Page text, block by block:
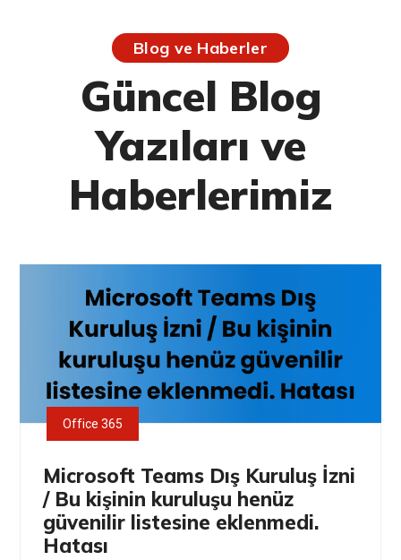
Blog ve Haberler
Güncel Blog
Yazıları ve
Haberlerimiz
Office 365
Microsoft Teams Dış Kuruluş İzni
/ Bu kişinin kuruluşu henüz
güvenilir listesine eklenmedi.
Hatası